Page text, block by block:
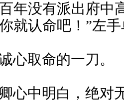
年没有派出府中
就认命吧！”左
心取命的一刀。
心中明白，绝对